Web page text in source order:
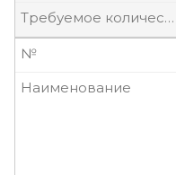
Требуемое количество, шт
№
Наименование